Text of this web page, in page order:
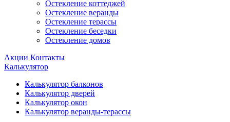
Остекление коттеджей
Остекление веранды
Остекление терассы
Остекление беседки
Остекление домов
Акции Контакты
Калькулятор
Калькулятор балконов
Калькулятор дверей
Калькулятор окон
Калькулятор веранды-терассы